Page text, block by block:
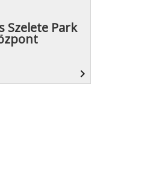
Szelete Park
navigate_next